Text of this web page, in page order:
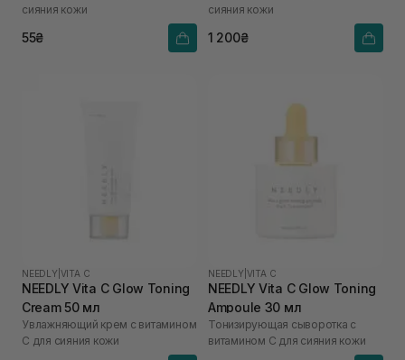
сияния кожи
55₴
сияния кожи
1 200₴
NEEDLY VITA C
NEEDLY Vita C Glow Toning
Cream 50 мл
Увлажняющий крем с витамином
С для сияния кожи
NEEDLY VITA C
NEEDLY Vita C Glow Toning
Ampoule 30 мл
Тонизирующая сыворотка с
витамином С для сияния кожи